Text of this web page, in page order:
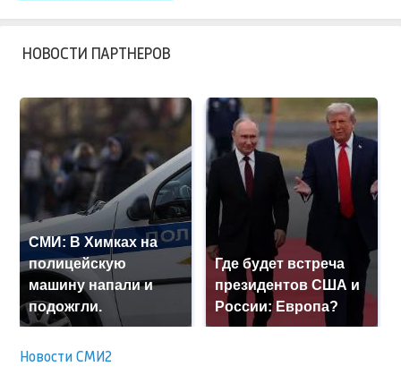
НОВОСТИ ПАРТНЕРОВ
СМИ: В Химках на
полицейскую
машину напали и
подожгли.
Где будет встреча
президентов США и
России: Европа?
Новости СМИ2